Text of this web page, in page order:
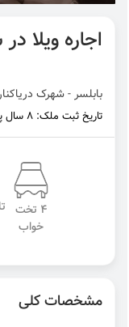
اجاره ویلا
بابلسر - شهرک
تاریخ ثبت ملک: 8 سال پیش
4 تخت
خواب
تا 8 مهمان
مشخصات کلی